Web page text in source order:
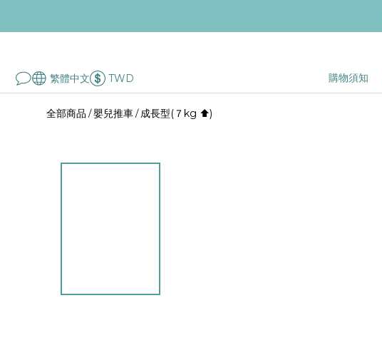
繁體中文 TWD 購物須知
全部商品 /嬰兒推車/成長型(７kg ⬆︎)